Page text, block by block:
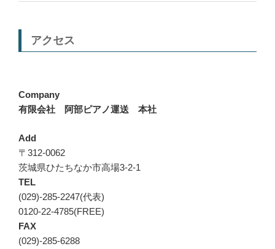
アクセス
Company
有限会社 阿部ピアノ運送 本社
Add
〒312-0062
茨城県ひたちなか市高場3-2-1
TEL
(029)-285-2247(代表)
0120-22-4785(FREE)
FAX
(029)-285-6288